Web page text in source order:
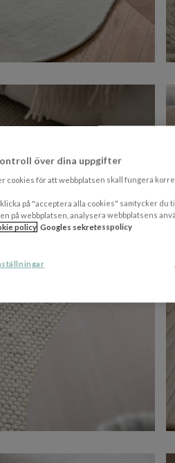
över dina uppgifter
cookies för att webbplatsen skall fungera
på "acceptera alla cookies" samtycker du
på webbplatsen, analysera webbplatsens
policy Googles sekretesspolicy